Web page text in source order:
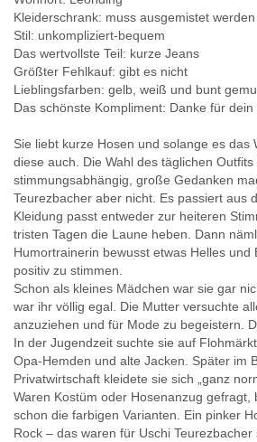
Stilgeschichten und Herzenssachen
Stilgeschichten und Herzenssachen
Stilgeschichten und Herzenssachen
Stilgeschichten und Herzenssachen
Stilgeschichten und Herzenssachen
Stilgeschichten und Herzenssachen
Stilgeschichten und Herzenssachen
Stilgeschichten und Herzenssachen
Stilgeschichten und Herzenssachen
Stilgeschichten und Herzenssachen
Stilgeschichten und Herzenssachen
Stilgeschichten und Herzenssachen
Stilgeschichten und Herzenssachen
Stilgeschichten und Herzenssachen
Stilgeschichten und Herzenssachen
Stilgeschichten und Herzenssachen
Stilgeschichten und Herzenssachen
Stilgeschichten und Herzenssachen
Kleiderschrank: muss ausgemistet werden
Stil: unkompliziert-bequem
Das wertvollste Teil: kurze Jeans
Größter Fehlkauf: gibt es nicht
Lieblingsfarben: gelb, weiß und bunt
Das schönste Kompliment: Danke für dein
Sie liebt kurze Hosen und solange es das
diese auch. Die Wahl des täglichen Outfits
stimmungsabhängig, große Gedanken
Teurezbacher aber nicht. Es passiert aus
Kleidung passt entweder zur heiteren
tristen Tagen die Laune heben. Dann
Humortrainerin bewusst etwas Helles und
positiv zu stimmen.
Schon als kleines Mädchen war sie gar
war ihr völlig egal. Die Mutter versuchte
anzuziehen und für Mode zu begeistern.
In der Jugendzeit suchte sie auf
Opa-Hemden und alte Jacken. Später im
Privatwirtschaft kleidete sie sich „ganz
Waren Kostüm oder Hosenanzug gefragt,
schon die farbigen Varianten. Ein pinker
Rock – das waren für Uschi